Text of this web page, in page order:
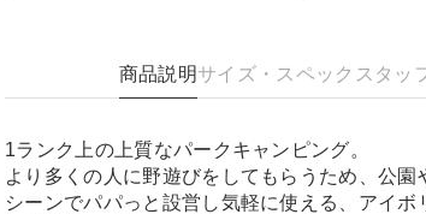
商品説明サイズ・スペック スタッ
1ランク上の上質なパークキャンピング。
より多くの人に野遊びをしてもらうため、公園
シーンでパパっと設営し気軽に使える、アイボ